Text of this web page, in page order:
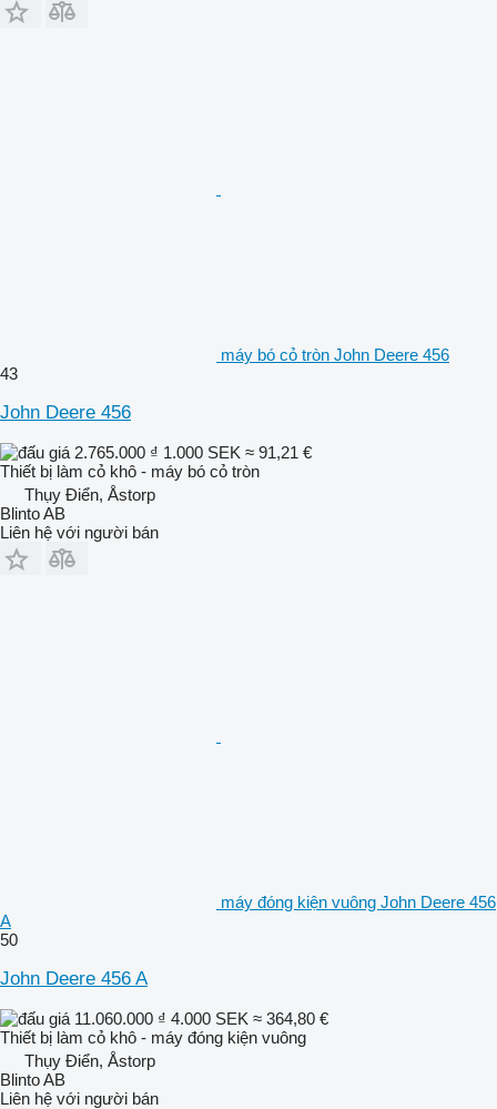
máy bó cỏ tròn John Deere 456
43
John Deere 456
2.765.000 ₫ 1.000 SEK ≈ 91,21 €
Thiết bị làm cỏ khô - máy bó cỏ tròn
Thụy Điển, Åstorp
Blinto AB
Liên hệ với người bán
máy đóng kiện vuông John Deere 456
A
50
John Deere 456 A
11.060.000 ₫ 4.000 SEK ≈ 364,80 €
Thiết bị làm cỏ khô - máy đóng kiện vuông
Thụy Điển, Åstorp
Blinto AB
Liên hệ với người bán